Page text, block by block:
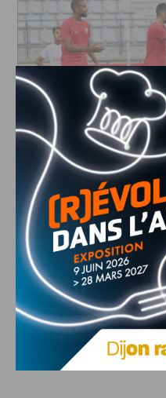
DFCO : UNE
RETOUR EN LIGUE 2
INFOS,
Faire le
trois
5 AOÛT, 2026
Le
Victor
INFOS,
DFCO
le
3 AOÛT, 2026
Contre
de